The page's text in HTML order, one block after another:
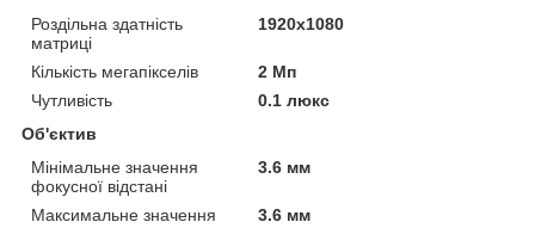
Роздільна здатність
матриці
1920x1080
Кількість мегапікселів
2 Мп
Чутливість
0.1 люкс
Об'єктив
Мінімальне значення
фокусної відстані
3.6 мм
Максимальне значення
3.6 мм